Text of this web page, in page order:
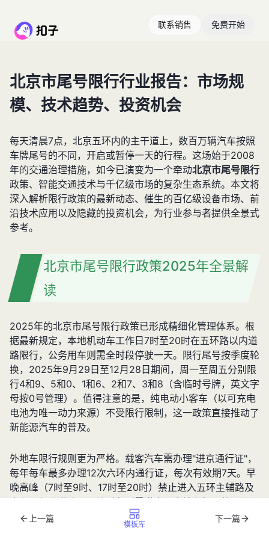
联系销售 免费开始
北京市尾号限行行业报告：市场规
模、技术趋势、投资机会
每天清晨7点，北京五环内的主干道上，数百万辆汽车按照
车牌尾号的不同，开启或暂停一天的行程。这场始于2008
年的交通治理措施，如今已演变为一个牵动北京市尾号限行
政策、智能交通技术与千亿级市场的复杂生态系统。本文将
深入解析限行政策的最新动态、催生的百亿级设备市场、前
沿技术应用以及隐藏的投资机会，为行业参与者提供全景式
参考。
北京市尾号限行政策2025年全景解
读
2025年的北京市尾号限行政策已形成精细化管理体系。根
据最新规定，本地机动车工作日7时至20时在五环路以内道
路限行，公务用车则需全时段停驶一天。限行尾号按季度轮
换，2025年9月29日至12月28日期间，周一至周五分别限
行4和9、5和0、1和6、2和7、3和8（含临时号牌，英文字
母按0号管理）。值得注意的是，纯电动小客车（以可充电
电池为唯一动力来源）不受限行限制，这一政策直接推动了
新能源汽车的普及。
外地车限行规则更为严格。载客汽车需办理"进京通行证"，
每年每车最多办理12次六环内通行证，每次有效期7天。早
晚高峰（7时至9时、17时至20时）禁止进入五环主辅路及
行规定。载货汽车则全天禁止进入六环内道路，这对物流企
业的运营调度提出严峻挑战。
上一篇
模板库
下一篇